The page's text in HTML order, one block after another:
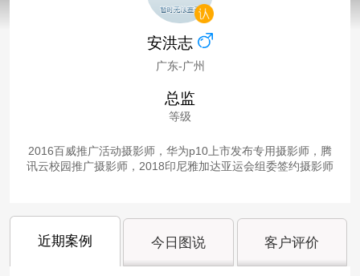
安洪志
广东-广州
总监
等级
2016百威推广活动摄影师，华为p10上市发布专用摄影师，腾
讯云校园推广摄影师，2018印尼雅加达亚运会组委签约摄影师
近期案例 今日图说 客户评价